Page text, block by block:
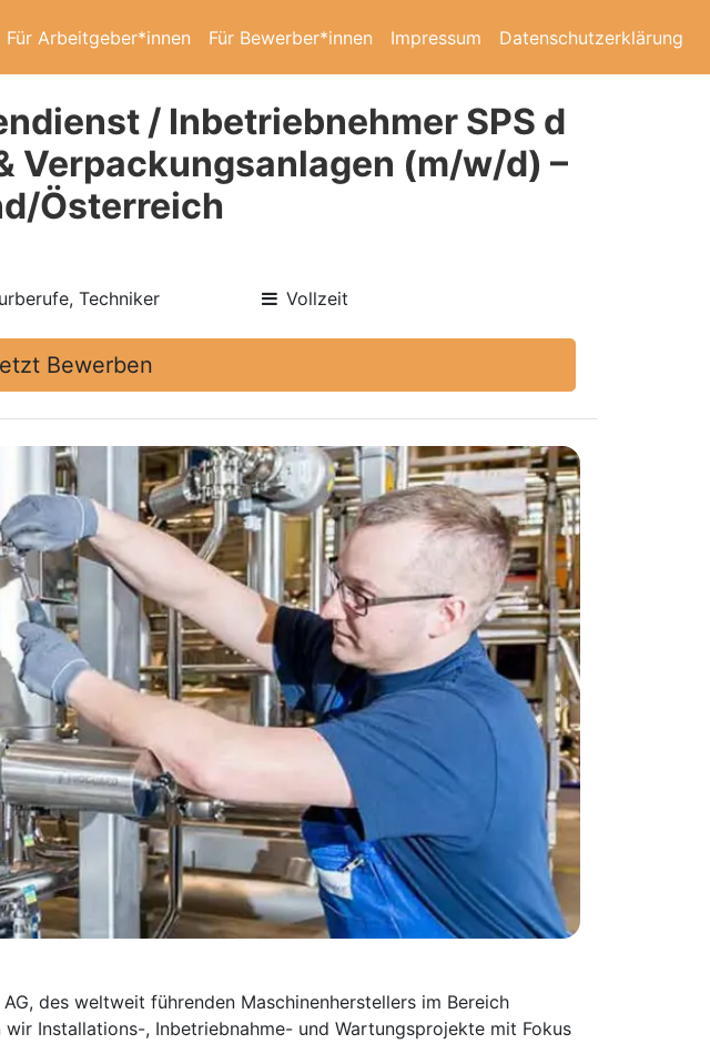
Für Arbeitgeber*innen Für Bewerber*innen Impressum Datenschutzerklärung
/ Inbetriebnehmer SPS d
Verpackungsanlagen (m/w/d) –
Österreich
Techniker Vollzeit
Bewerben
des weltweit führenden Maschinen­herstellers im Bereich
Installations-, Inbetrieb­nahme- und Wartungs­projekte mit Fokus